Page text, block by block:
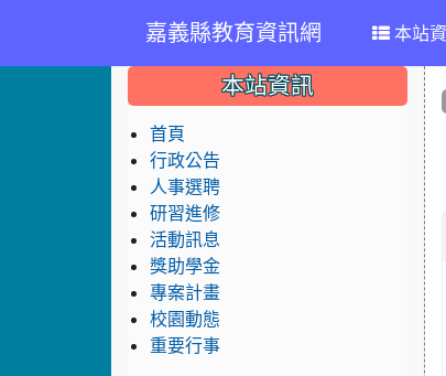
嘉義縣教育資訊網 本站
::: 本站資訊
首頁
行政公告
人事選聘
研習進修
活動訊息
獎助學金
專案計畫
校園動態
重要行事